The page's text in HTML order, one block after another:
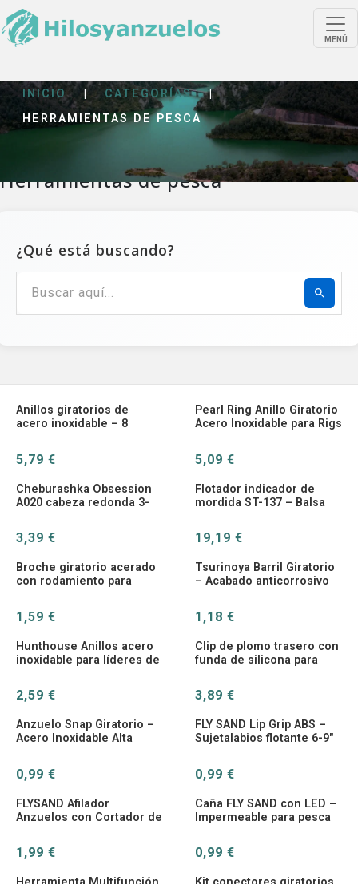
MENÚ
INICIO CATEGORÍAS
|
HERRAMIENTAS DE PESCA
Herramientas de pesca
¿Qué está buscando?
Anillos giratorios de
acero inoxidable – 8
5,79 €
Pearl Ring Anillo Giratorio
Acero Inoxidable para Rigs
5,09 €
Cheburashka Obsession
A020 cabeza redonda 3-
vinilo
3,39 €
Flotador indicador de
mordida ST-137 – Balsa
19,19 €
Broche giratorio acerado
con rodamiento para
1,59 €
Tsurinoya Barril Giratorio
– Acabado anticorrosivo
1,18 €
Hunthouse Anillos acero
inoxidable para líderes de
2,59 €
Clip de plomo trasero con
funda de silicona para
3,89 €
Anzuelo Snap Giratorio –
Acero Inoxidable Alta
0,99 €
FLY SAND Lip Grip ABS –
Sujetalabios flotante 6-9″
0,99 €
FLYSAND Afilador
Anzuelos con Cortador de
1,99 €
Caña FLY SAND con LED –
Impermeable para pesca
0,99 €